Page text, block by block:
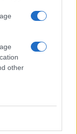
other